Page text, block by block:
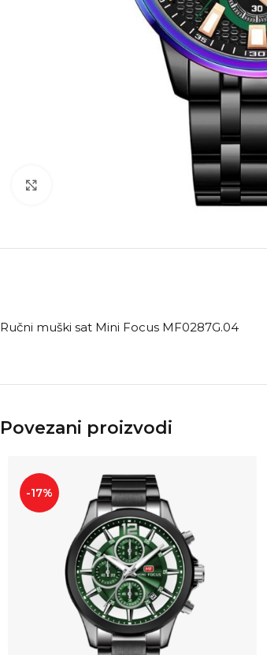
Ručni muški sat Mini Focus MF0287G.04
Povezani proizvodi
-17%